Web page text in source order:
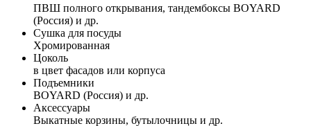
ПВШ полного открывания, тандембоксы BOYARD
(Россия) и др.
Сушка для посуды
Хромированная
Цоколь
в цвет фасадов или корпуса
Подъемники
BOYARD (Россия) и др.
Аксессуары
Выкатные корзины, бутылочницы и др.